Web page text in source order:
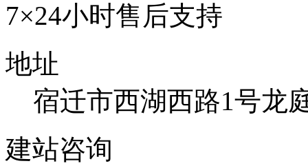
7×24小时售后支持
地址
宿迁市西湖西路1号龙
建站咨询